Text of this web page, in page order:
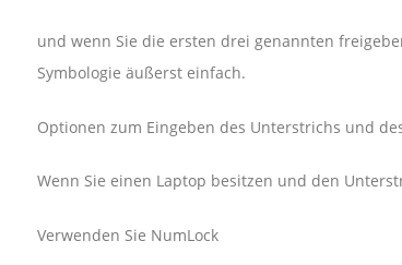
und wenn Sie die ersten drei genannten
Symbologie äußerst einfach.
Optionen zum Eingeben des Unterstrichs und
Wenn Sie einen Laptop besitzen und den
Verwenden Sie NumLock